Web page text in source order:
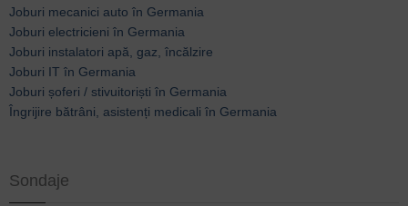
Joburi mecanici auto în Germania
Joburi electricieni în Germania
Joburi instalatori apă, gaz, încălzire
Joburi IT în Germania
Joburi șoferi / stivuitoriști în Germania
Îngrijire bătrâni, asistenți medicali în Germania
Sondaje